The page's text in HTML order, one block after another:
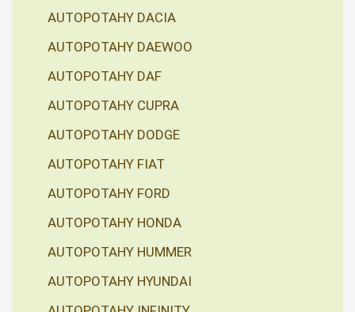
AUTOPOTAHY DACIA
AUTOPOTAHY DAEWOO
AUTOPOTAHY DAF
AUTOPOTAHY CUPRA
AUTOPOTAHY DODGE
AUTOPOTAHY FIAT
AUTOPOTAHY FORD
AUTOPOTAHY HONDA
AUTOPOTAHY HUMMER
AUTOPOTAHY HYUNDAI